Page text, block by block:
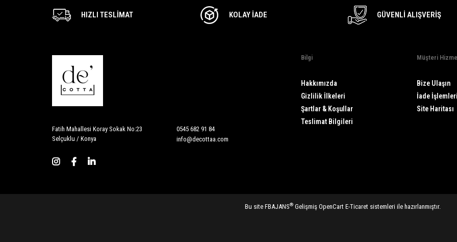
HIZLI TESLIMAT KOLAY İADE GÜVENLI ALIŞVERIŞ
Fatih Mahallesi Koray Sokak No:23
Selçuklu / Konya
0545 682 91 84
info@decottaa.com
Bilgi
Hakkımızda
Gizlilik İlkeleri
Şartlar & Koşullar
Teslimat Bilgileri
Müşteri
Bize Ulaşın
İade İşlemleri
Site Haritası
Bu site FBAJANS® Gelişmiş OpenCart E-Ticaret sistemleri ile hazırlanmıştır.